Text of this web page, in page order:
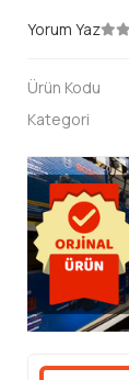
Yorum Yaz
Ürün Kodu
Kategori